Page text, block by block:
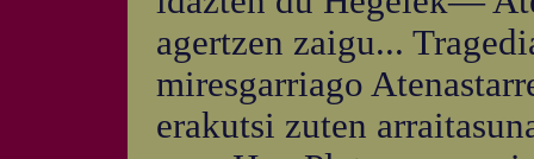
agertzen zaigu...
miresgarriago
erakutsi zuten